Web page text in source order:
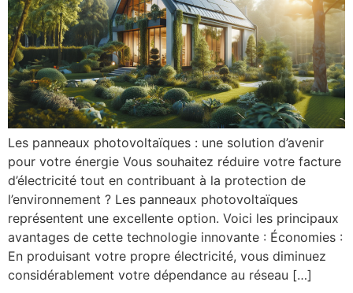
Les panneaux photovoltaïques : une solution d’avenir
pour votre énergie Vous souhaitez réduire votre facture
d’électricité tout en contribuant à la protection de
l’environnement ? Les panneaux photovoltaïques
représentent une excellente option. Voici les principaux
avantages de cette technologie innovante : Économies :
En produisant votre propre électricité, vous diminuez
considérablement votre dépendance au réseau […]